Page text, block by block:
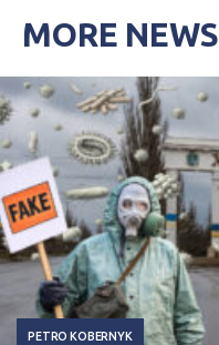
MORE NEWS
PETRO KOBERNYK